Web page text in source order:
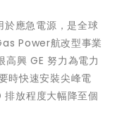
於應急電源，是全球
Power航改型事業
興 GE 努力為電力
時快速安裝尖峰電
放程度大幅降至個